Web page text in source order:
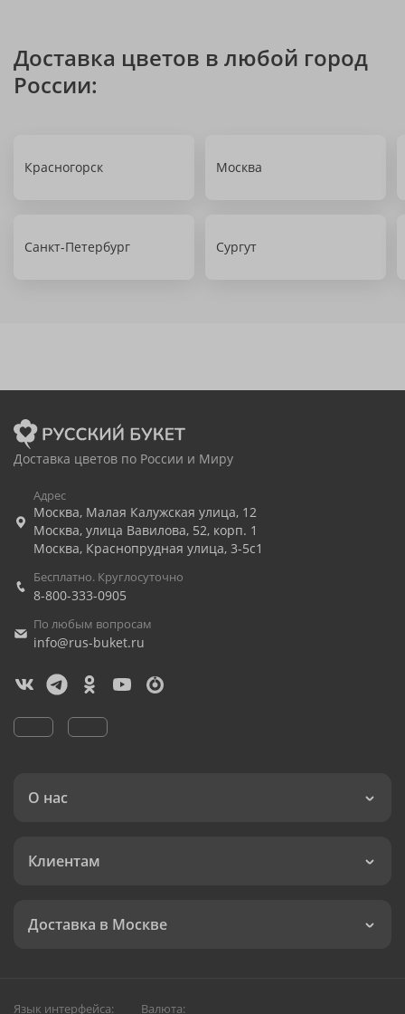
Доставка цветов в любой город
России:
Красногорск Москва
Санкт-Петербург Сургут
Доставка цветов по России и Миру
Адрес
Москва, Малая Калужская улица, 12
Москва, улица Вавилова, 52, корп. 1
Москва, Краснопрудная улица, 3-5с1
Бесплатно. Круглосуточно
8-800-333-0905
По любым вопросам
info@rus-buket.ru
О нас
Клиентам
Доставка в Москве
Язык интерфейса: Валюта: